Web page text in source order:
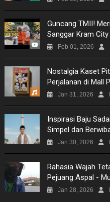
Guncang TMII!
Sanggar Kram
Feb 01, 2026
Nostalgia Kaset
Perjalanan di Mall
Jan 31, 2026
Inspirasi Baju
Simpel dan
Jan 30, 2026
Rahasia Wajah
Pejuang Aspal -
Jan 28, 2026